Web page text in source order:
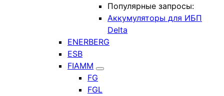
Популярные запросы:
Аккумуляторы для ИБП
Delta
ENERBERG
ESB
FIAMM
FG
FGL